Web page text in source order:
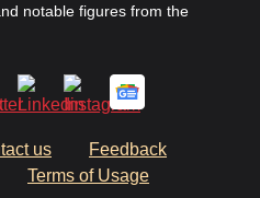
notable figures from the
us
Feedback
Terms of Usage